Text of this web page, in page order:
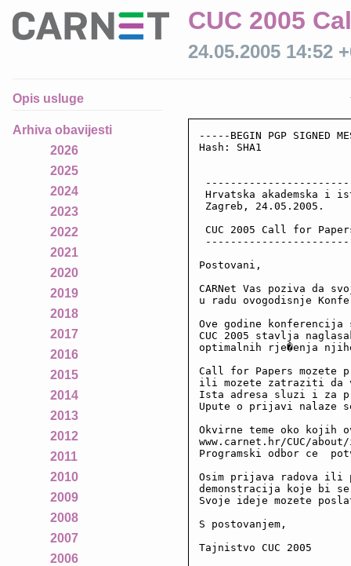
CUC 2005
24.05.2005 14:52
Opis usluge
Arhiva obavijesti
2026
2025
2024
2023
2022
2021
2020
2019
2018
2017
2016
2015
2014
2013
2012
2011
2010
2009
2008
2007
2006
-----BEGIN PGP SIGNED
Hash: SHA1
Hrvatska akademska i
Zagreb, 24.05.2005.
CUC 2005 Call for
Postovani,
CARNet Vas poziva da
u radu ovogodisnje
Ove godine
CUC 2005 stavlja
optimalnih rje�enja
Call for Papers mozete
ili mozete zatraziti da
Ista adresa sluzi i za
Upute o prijavi nalaze
Okvirne teme oko kojih
www.carnet.hr/CUC/
Programski odbor ce
Osim prijava radova
demonstracija koje bi
Svoje ideje mozete
S postovanjem,
Tajnistvo CUC 2005